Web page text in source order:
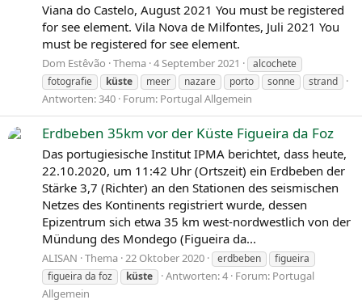
Viana do Castelo, August 2021 You must be registered
for see element. Vila Nova de Milfontes, Juli 2021 You
must be registered for see element.
Dom Estêvão Thema 4 September 2021
alcochete
fotografie
küste meer nazare porto sonne strand
Antworten: 340 Forum: Portugal Allgemein
Erdbeben 35km vor der Küste Figueira da Foz
Das portugiesische Institut IPMA berichtet, dass heute,
22.10.2020, um 11:42 Uhr (Ortszeit) ein Erdbeben der
Stärke 3,7 (Richter) an den Stationen des seismischen
Netzes des Kontinents registriert wurde, dessen
Epizentrum sich etwa 35 km west-nordwestlich von der
Mündung des Mondego (Figueira da...
ALISAN Thema 22 Oktober 2020 erdbeben
figueira
figueira da foz
küste Antworten: 4 Forum: Portugal
Allgemein